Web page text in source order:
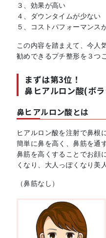
３、効果が高い
４、ダウンタイムが少ない
５、コストパフォーマンス
この内容を踏まえて、今人
勧めできるプチ整形を３つ
まずは第3位！
鼻ヒアルロン酸(ボ
鼻ヒアルロン酸とは
ヒアルロン酸を注射で鼻根
簡単に鼻を高く、鼻筋を通
鼻筋を高くすることでお顔
くなり、大人っぽくなり美
（鼻筋なし）